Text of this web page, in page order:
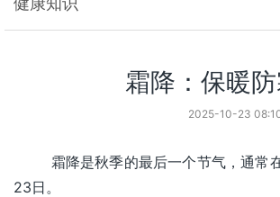
霜降：保暖
2025-10-23
霜降是秋季的最后一个节气，通常在
23日。